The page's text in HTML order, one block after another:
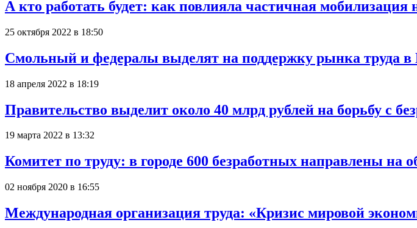
А кто работать будет: как повлияла частичная мобилизация
25 октября 2022 в 18:50
Смольный и федералы выделят на поддержку рынка труда в
18 апреля 2022 в 18:19
Правительство выделит около 40 млрд рублей на борьбу с
19 марта 2022 в 13:32
Комитет по труду: в городе 600 безработных направлены
02 ноября 2020 в 16:55
Международная организация труда: «Кризис мировой